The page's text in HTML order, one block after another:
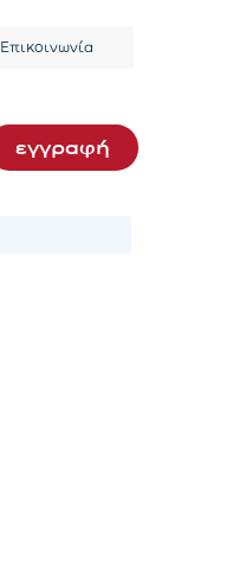
Επικοινωνία
εγγραφή